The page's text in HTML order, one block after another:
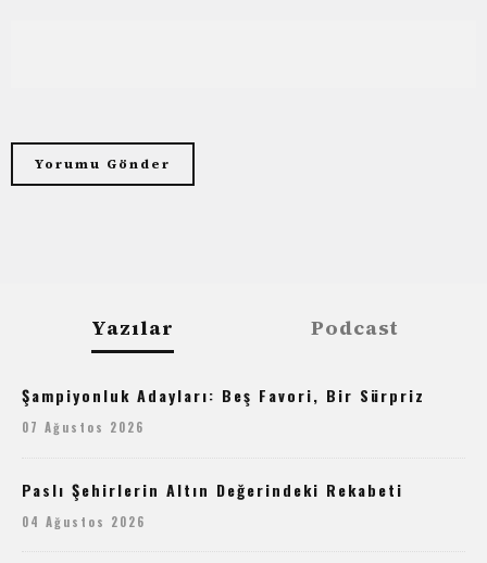
Yazılar Podcast
Şampiyonluk Adayları: Beş Favori, Bir Sürpriz
07 Ağustos 2026
Paslı Şehirlerin Altın Değerindeki Rekabeti
04 Ağustos 2026